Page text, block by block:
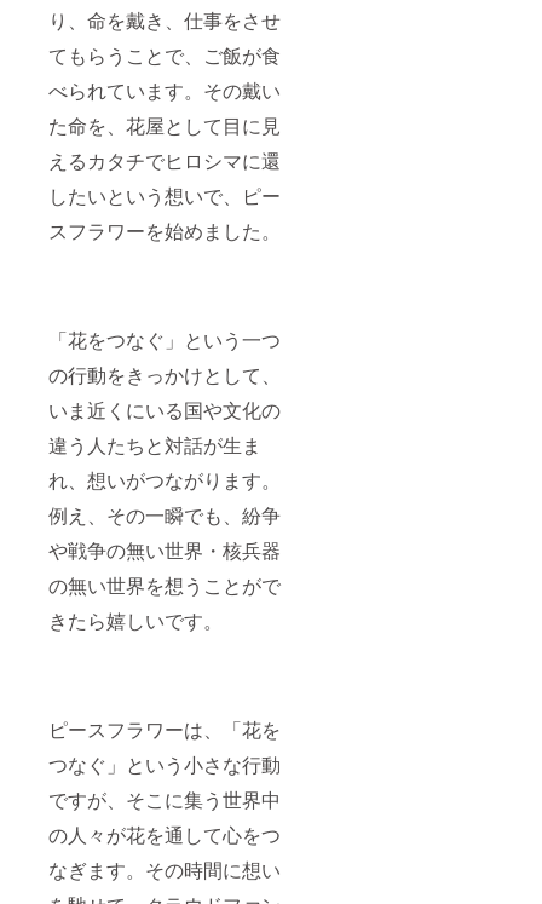
り、命を戴き、仕事をさせ
てもらうことで、ご飯が食
べられています。その戴い
た命を、花屋として目に見
えるカタチでヒロシマに還
したいという想いで、ピー
スフラワーを始めました。
「花をつなぐ」という一つ
の行動をきっかけとして、
いま近くにいる国や文化の
違う人たちと対話が生ま
れ、想いがつながります。
例え、その一瞬でも、紛争
や戦争の無い世界・核兵器
の無い世界を想うことがで
きたら嬉しいです。
ピースフラワーは、「花を
つなぐ」という小さな行動
ですが、そこに集う世界中
の人々が花を通して心をつ
なぎます。その時間に想い